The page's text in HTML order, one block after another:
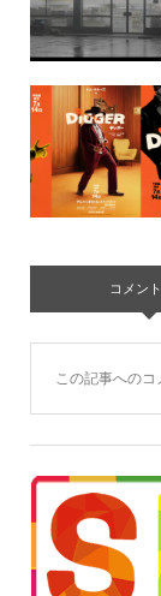
コメン
この記事へのコ